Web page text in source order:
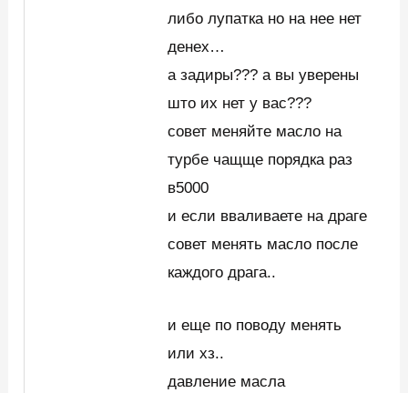
либо лупатка но на нее нет
денех…
а задиры??? а вы уверены
што их нет у вас???
совет меняйте масло на
турбе чащще порядка раз
в5000
и если вваливаете на драге
совет менять масло после
каждого драга..
и еще по поводу менять
или хз..
давление масла